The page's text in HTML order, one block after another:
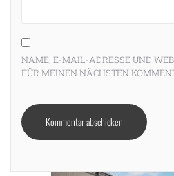
NAME, E-MAIL-ADRESSE UND
FÜR MEINEN NÄCHSTEN